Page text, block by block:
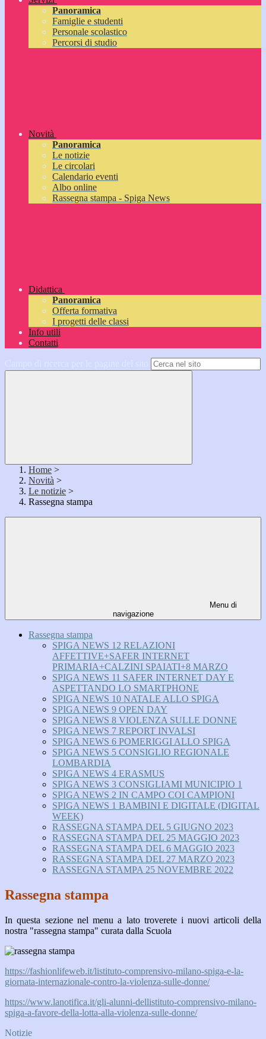
Panoramica
Famiglie e studenti
Personale scolastico
Percorsi di studio
Novità
Panoramica
Le notizie
Le circolari
Calendario eventi
Albo online
Rassegna stampa - Spiga News
Didattica
Panoramica
Offerta formativa
I progetti delle classi
Info utili
Contatti
Home >
Novità >
Le notizie >
Rassegna stampa
Menu di
navigazione
Rassegna stampa
SPIGA NEWS 12 RELAZIONI
AFFETTIVE+SAFER INTERNET
PRIMARIA+CALZINI SPAIATI+8 MARZO
SPIGA NEWS 11 SAFER INTERNET DAY E
ASPETTANDO LO SMARTPHONE
SPIGA NEWS 10 NATALE ALLO SPIGA
SPIGA NEWS 9 OPEN DAY
SPIGA NEWS 8 VIOLENZA SULLE DONNE
SPIGA NEWS 7 REPORT INVALSI
SPIGA NEWS 6 POMERIGGI ALLO SPIGA
SPIGA NEWS 5 CONSIGLIO REGIONALE
LOMBARDIA
SPIGA NEWS 4 ERASMUS
SPIGA NEWS 3 CONSIGLIAMI MUNICIPIO 1
SPIGA NEWS 2 IN CAMPO COI CAMPIONI
SPIGA NEWS 1 BAMBINI E DIGITALE (DIGITAL
WEEK)
RASSEGNA STAMPA DEL 5 GIUGNO 2023
RASSEGNA STAMPA DEL 25 MAGGIO 2023
RASSEGNA STAMPA DEL 6 MAGGIO 2023
RASSEGNA STAMPA DEL 27 MARZO 2023
RASSEGNA STAMPA 25 NOVEMBRE 2022
Rassegna stampa
In questa sezione nel menu a lato troverete i nuovi articoli della
nostra "rassegna stampa" curata dalla Scuola
https://fashionlifeweb.it/listituto-comprensivo-milano-spiga-e-la-
giornata-internazionale-contro-la-violenza-sulle-donne/
https://www.lanotifica.it/gli-alunni-dellistituto-comprensivo-milano-
spiga-a-favore-della-lotta-alla-violenza-sulle-donne/
Notizie